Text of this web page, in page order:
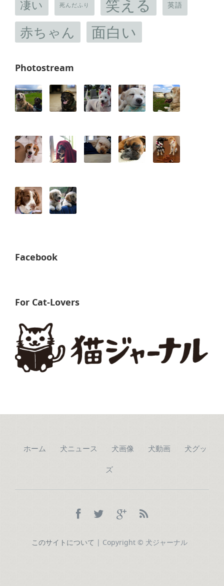
凄い 死んだふり 笑える 英語
赤ちゃん 面白い
Photostream
Facebook
For Cat-Lovers
ホーム 犬ニュース 犬画像 犬動画 犬グッ
ズ
このサイトについて | Copyright © 犬ジャーナル